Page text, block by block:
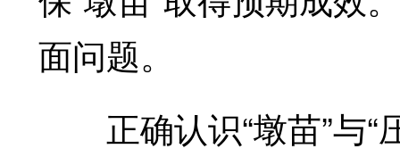
面问题。
正确认识“墩苗”与“